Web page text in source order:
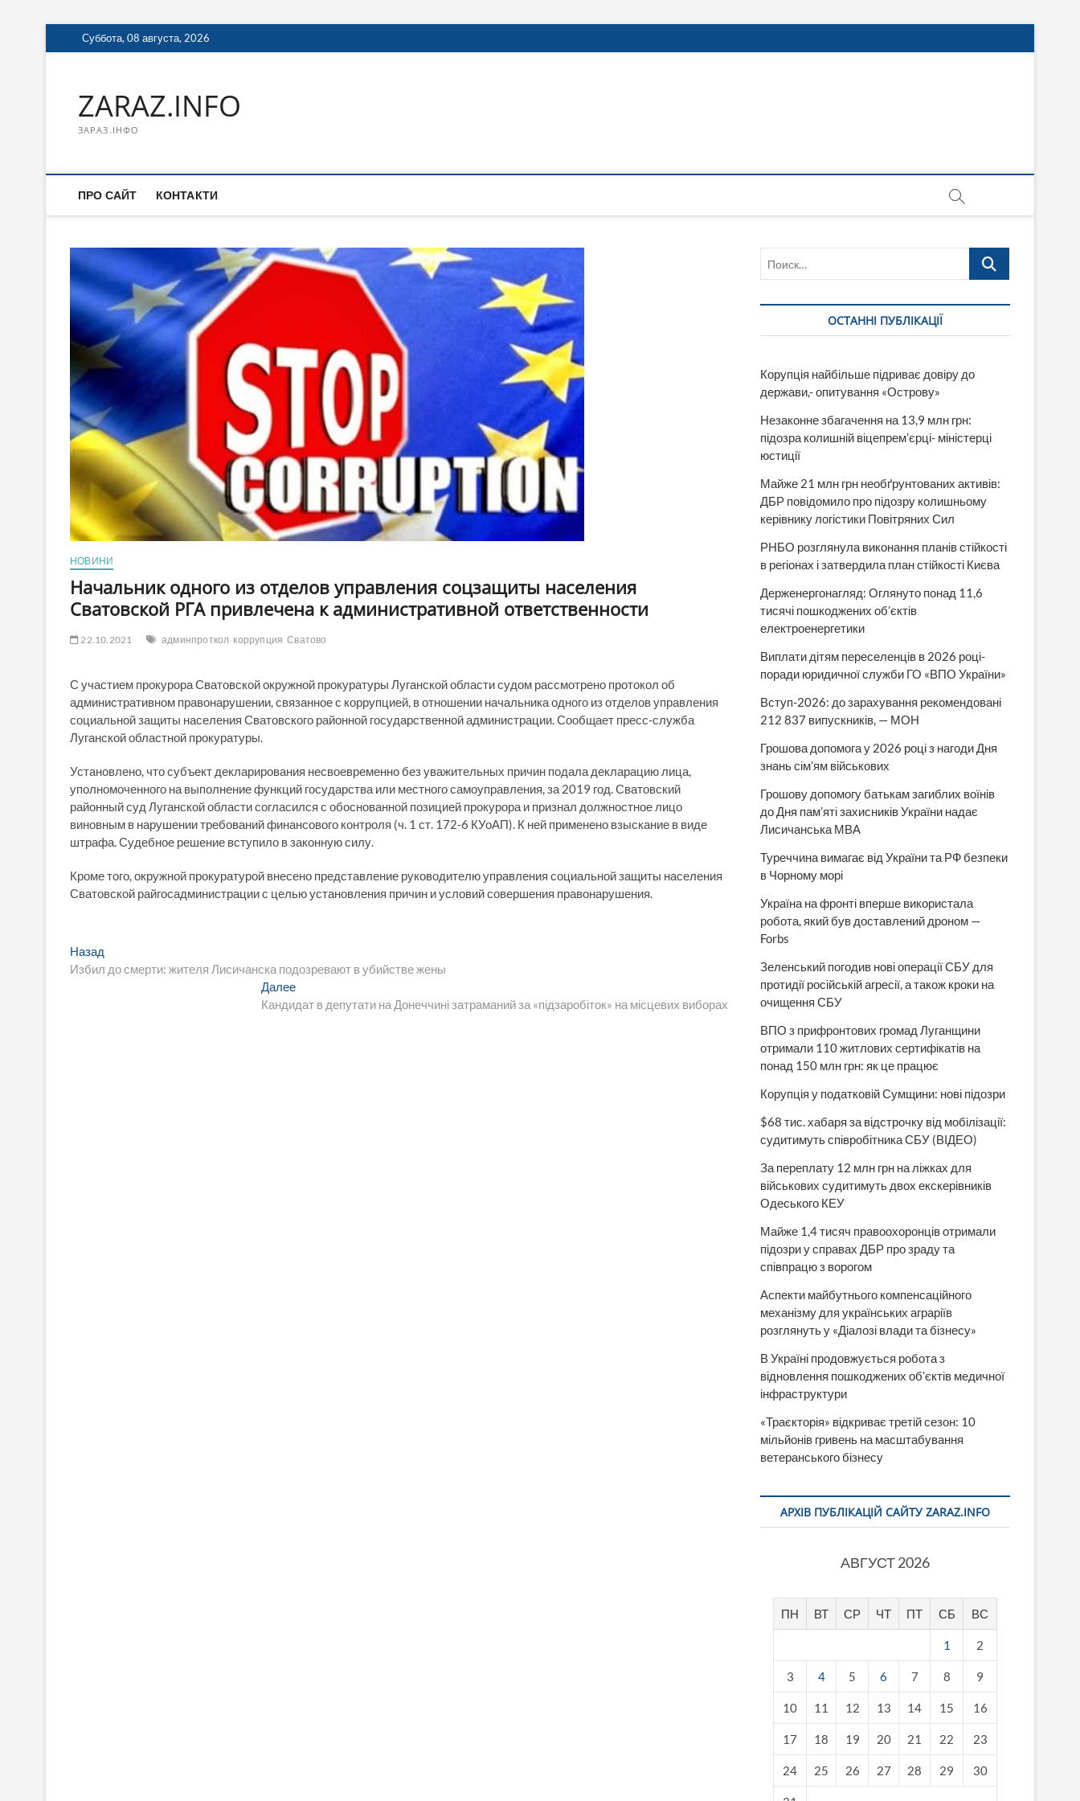
Перейти
к
Суббота, 08 августа, 2026
ZARAZ.INFO
ЗАРАЗ.ІНФО
ПРО САЙТ КОНТАКТИ
НОВИНИ
Начальник одного из отделов управления соцзащиты населения
Сватовской РГА привлечена к административной ответственности
22.10.2021 админпроткол коррупция Сватово
С участием прокурора Сватовской окружной прокуратуры Луганской области судом рассмотрено протокол об
административном правонарушении, связанное с коррупцией, в отношении начальника одного из отделов управления
социальной защиты населения Сватовского районной государственной администрации. Сообщает пресс-служба
Луганской областной прокуратуры.
Установлено, что субъект декларирования несвоевременно без уважительных причин подала декларацию лица,
уполномоченного на выполнение функций государства или местного самоуправления, за 2019 год. Сватовский
районный суд Луганской области согласился с обоснованной позицией прокурора и признал должностное лицо
виновным в нарушении требований финансового контроля (ч. 1 ст. 172-6 КУоАП). К ней применено взыскание в виде
штрафа. Судебное решение вступило в законную силу.
Кроме того, окружной прокуратурой внесено представление руководителю управления социальной защиты населения
Сватовской райгосадминистрации с целью установления причин и условий совершения правонарушения.
Навигация
по
Назад
запись:
Избил до смерти: жителя Лисичанска подозревают в убийстве жены
ДалееСледующая
запись:
Кандидат в депутати на Донеччині затраманий за «підзаробіток» на місцевих виборах
Поиск…
ОСТАННІ ПУБЛІКАЦІЇ
Корупція найбільше підриває довіру до
держави,- опитування «Острову»
Незаконне збагачення на 13,9 млн грн:
підозра колишній віцепрем’єрці- міністерці
юстиції
Майже 21 млн грн необґрунтованих активів:
ДБР повідомило про підозру колишньому
керівнику логістики Повітряних Сил
РНБО розглянула виконання планів стійкості
в регіонах і затвердила план стійкості Києва
Держенергонагляд: Оглянуто понад 11,6
тисячі пошкоджених об’єктів
електроенергетики
Виплати дітям переселенців в 2026 році-
поради юридичної служби ГО «ВПО України»
Вступ-2026: до зарахування рекомендовані
212 837 випускників, — МОН
Грошова допомога у 2026 році з нагоди Дня
знань сім’ям військових
Грошову допомогу батькам загиблих воїнів
до Дня пам’яті захисників України надає
Лисичанська МВА
Туреччина вимагає від України та РФ безпеки
в Чорному морі
Україна на фронті вперше використала
робота, який був доставлений дроном —
Forbs
Зеленський погодив нові операції СБУ для
протидії російській агресії, а також кроки на
очищення СБУ
ВПО з прифронтових громад Луганщини
отримали 110 житлових сертифікатів на
понад 150 млн грн: як це працює
Корупція у податковій Сумщини: нові підозри
$68 тис. хабаря за відстрочку від мобілізації:
судитимуть співробітника СБУ (ВІДЕО)
За переплату 12 млн грн на ліжках для
військових судитимуть двох екскерівників
Одеського КЕУ
Майже 1,4 тисяч правоохоронців отримали
підозри у справах ДБР про зраду та
співпрацю з ворогом
Аспекти майбутнього компенсаційного
механізму для українських аграріїв
розглянуть у «Діалозі влади та бізнесу»
В Україні продовжується робота з
відновлення пошкоджених об’єктів медичної
інфраструктури
«Траєкторія» відкриває третій сезон: 10
мільйонів гривень на масштабування
ветеранського бізнесу
АРХІВ ПУБЛІКАЦІЙ САЙТУ ZARAZ.INFO
АВГУСТ 2026
ПН ВТ СР ЧТ ПТ СБ ВС
1 2
3 4 5 6 7 8 9
10 11 12 13 14 15 16
17 18 19 20 21 22 23
24 25 26 27 28 29 30